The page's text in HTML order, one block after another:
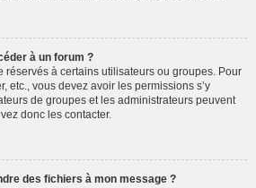
à un forum ?
réservés à certains utilisateurs ou groupes. Pour
etc., vous devez avoir les permissions s’y
de groupes et les administrateurs peuvent
donc les contacter.
des fichiers à mon message ?